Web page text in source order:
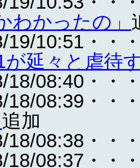
わかったの」
19/10:51・・
が延々と虐待
18/08:40・・
18/08:39・・
追加
18/08:38・・
18/08:37・・